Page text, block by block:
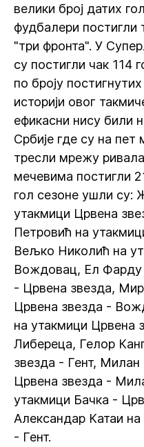
велики број датих
фудбалери постигли
"три фронта". У
су постигли чак 114
по броју
историји овог
ефикасни нису били
Србије где су на пет
тресли мрежу
мечевима постигли
гол сезоне ушли су:
утакмици Црвена
Петровић на
Вељко Николић на
Вождовац, Ел Фарду
- Црвена звезда,
Црвена звезда -
на утакмици Црвена
Либереца, Гелор
звезда - Гент,
Црвена звезда -
утакмици Бачка -
Александар Катаи
- Гент.